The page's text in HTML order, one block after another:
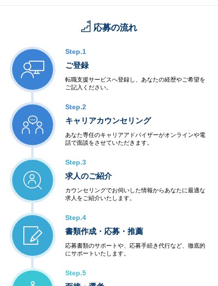
応募の流れ
Step.1
ご登録
転職支援サービスへ登録し、あなたの経歴やご希望を
ご記入ください。
Step.2
キャリアカウンセリング
あなた専任のキャリアアドバイザーがオンラインや電
話で面談をさせていただきます。
Step.3
求人のご紹介
カウンセリングでお伺いした情報からあなたに最適な
求人をご紹介いたします。
Step.4
書類作成・応募・推薦
応募書類のサポートや、応募手続き代行など、徹底的
にサポートいたします。
Step.5